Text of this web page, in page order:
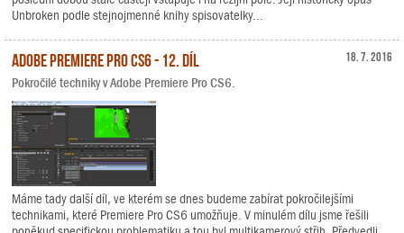
Unbroken podle stejnojmenné knihy spisovatelky...
18. 7. 2016
Adobe Premiere Pro CS6 - 12. díl
Pokročilé techniky v Adobe Premiere Pro CS6.
Máme tady další díl, ve kterém se dnes budeme zabírat pokročilejšími
technikami, které Premiere Pro CS6 umožňuje. V minulém dílu jsme řešili